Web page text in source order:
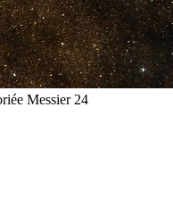
Messier 24